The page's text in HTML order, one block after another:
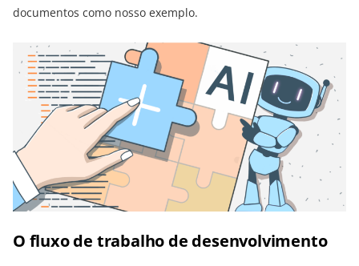
documentos como nosso exemplo.
O fluxo de trabalho de desenvolvimento